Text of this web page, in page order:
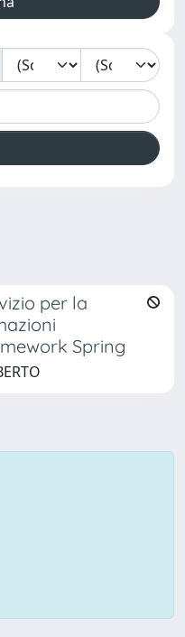
per la
Spring